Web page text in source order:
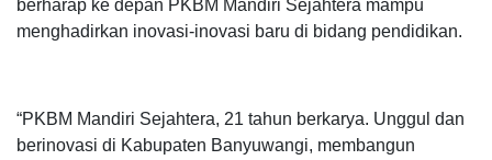
berharap ke depan PKBM Mandiri Sejahtera mampu
menghadirkan inovasi-inovasi baru di bidang pendidikan.
“PKBM Mandiri Sejahtera, 21 tahun berkarya. Unggul dan
berinovasi di Kabupaten Banyuwangi, membangun